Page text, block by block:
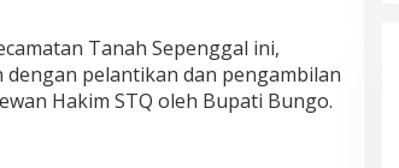
Tanah Sepenggal ini,
pelantikan dan pengambilan
Hakim STQ oleh Bupati Bungo.